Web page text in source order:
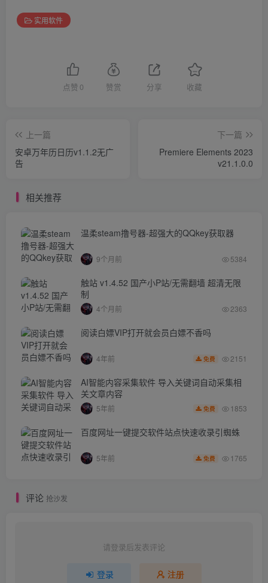
实用软件
点赞 0 赞赏 分享 收藏
上一篇
安卓万年历日历v1.1.2无广
告
下一篇
Premiere Elements 2023
v21.1.0.0
相关推荐
温柔steam撸号器-超强大的QQkey获取器
9个月前 5384
触站 v1.4.52 国产小P站/无需翻墙 超清无限
制
4个月前 2363
阅读白嫖VIP打开就会员白嫖不香吗
4年前 免费 2151
AI智能内容采集软件 导入关键词自动采集相
关文章内容
5年前 免费 1853
百度网址一键提交软件站点快速收录引蜘蛛
5年前 免费 1765
评论 抢沙发
请登录后发表评论
登录 注册